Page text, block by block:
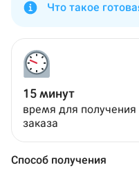
Что такое
15 минут
время для получения
заказа
Способ получения